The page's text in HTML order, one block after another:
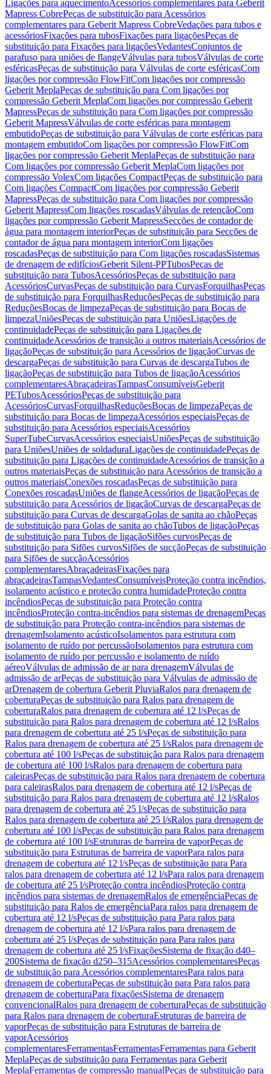
Ligações para aquecimentoAcessórios complementares para Geberit
Mapress CobrePeças de substituição para Acessórios
complementares para Geberit Mapress CobreVedações para tubos e
acessóriosFixações para tubosFixações para ligaçõesPeças de
substituição para Fixações para ligaçõesVedantesConjuntos de
parafuso para uniões de flangeVálvulas para tubosVálvulas de corte
esféricasPeças de substituição para Válvulas de corte esféricasCom
ligações por compressão FlowFitCom ligações por compressão
Geberit MeplaPeças de substituição para Com ligações por
compressão Geberit MeplaCom ligações por compressão Geberit
MapressPeças de substituição para Com ligações por compressão
Geberit MapressVálvulas de corte esféricas para montagem
embutidoPeças de substituição para Válvulas de corte esféricas para
montagem embutidoCom ligações por compressão FlowFitCom
ligações por compressão Geberit MeplaPeças de substituição para
Com ligações por compressão Geberit MeplaCom ligações por
compressão VolexCom ligações CompactPeças de substituição para
Com ligações CompactCom ligações por compressão Geberit
MapressPeças de substituição para Com ligações por compressão
Geberit MapressCom ligações roscadasVálvulas de retençãoCom
ligações por compressão Geberit MapressSecções de contador de
água para montagem interiorPeças de substituição para Secções de
contador de água para montagem interiorCom ligações
roscadasPeças de substituição para Com ligações roscadasSistemas
de drenagem de edifíciosGeberit Silent-PPTubosPeças de
substituição para TubosAcessóriosPeças de substituição para
AcessóriosCurvasPeças de substituição para CurvasForquilhasPeças
de substituição para ForquilhasReduçõesPeças de substituição para
ReduçõesBocas de limpezaPeças de substituição para Bocas de
limpezaUniõesPeças de substituição para UniõesLigações de
continuidadePeças de substituição para Ligações de
continuidadeAcessórios de transição a outros materiaisAcessórios de
ligaçãoPeças de substituição para Acessórios de ligaçãoCurvas de
descargaPeças de substituição para Curvas de descargaTubos de
ligaçãoPeças de substituição para Tubos de ligaçãoAcessórios
complementaresAbraçadeirasTampasConsumíveisGeberit
PETubosAcessóriosPeças de substituição para
AcessóriosCurvasForquilhasReduçõesBocas de limpezaPeças de
substituição para Bocas de limpezaAcessórios especiaisPeças de
substituição para Acessórios especiaisAcessórios
SuperTubeCurvasAcessórios especiaisUniõesPeças de substituição
para UniõesUniões de soldaduraLigações de continuidadePeças de
substituição para Ligações de continuidadeAcessórios de transição a
outros materiaisPeças de substituição para Acessórios de transição a
outros materiaisConexões roscadasPeças de substituição para
Conexões roscadasUniões de flangeAcessórios de ligaçãoPeças de
substituição para Acessórios de ligaçãoCurvas de descargaPeças de
substituição para Curvas de descargaGolas de sanita ao chãoPeças
de substituição para Golas de sanita ao chãoTubos de ligaçãoPeças
de substituição para Tubos de ligaçãoSifões curvosPeças de
substituição para Sifões curvosSifões de sucçãoPeças de substituição
para Sifões de sucçãoAcessórios
complementaresAbraçadeirasFixações para
abraçadeirasTampasVedantesConsumíveisProteção contra incêndios,
isolamento acústico e proteção contra humidadeProteção contra
incêndiosPeças de substituição para Proteção contra
incêndiosProteção contra-incêndios para sistemas de drenagemPeças
de substituição para Proteção contra-incêndios para sistemas de
drenagemIsolamento acústicoIsolamentos para estrutura com
isolamento de ruído por percussãoIsolamentos para estrutura com
isolamento de ruído por percussão e isolamento de ruído
aéreoVálvulas de admissão de ar para drenagemVálvulas de
admissão de arPeças de substituição para Válvulas de admissão de
arDrenagem de cobertura Geberit PluviaRalos para drenagem de
coberturaPeças de substituição para Ralos para drenagem de
coberturaRalos para drenagem de cobertura até 12 l/sPeças de
substituição para Ralos para drenagem de cobertura até 12 l/sRalos
para drenagem de cobertura até 25 l/sPeças de substituição para
Ralos para drenagem de cobertura até 25 l/sRalos para drenagem de
cobertura até 100 l/sPeças de substituição para Ralos para drenagem
de cobertura até 100 l/sRalos para drenagem de cobertura para
caleirasPeças de substituição para Ralos para drenagem de cobertura
para caleirasRalos para drenagem de cobertura até 12 l/sPeças de
substituição para Ralos para drenagem de cobertura até 12 l/sRalos
para drenagem de cobertura até 25 l/sPeças de substituição para
Ralos para drenagem de cobertura até 25 l/sRalos para drenagem de
cobertura até 100 l/sPeças de substituição para Ralos para drenagem
de cobertura até 100 l/sEstruturas de barreira de vaporPeças de
substituição para Estruturas de barreira de vaporPara ralos para
drenagem de cobertura até 12 l/sPeças de substituição para Para
ralos para drenagem de cobertura até 12 l/sPara ralos para drenagem
de cobertura até 25 l/sProteção contra incêndiosProteção contra
incêndios para sistemas de drenagemRalos de emergênciaPeças de
substituição para Ralos de emergênciaPara ralos para drenagem de
cobertura até 12 l/sPeças de substituição para Para ralos para
drenagem de cobertura até 12 l/sPara ralos para drenagem de
cobertura até 25 l/sPeças de substituição para Para ralos para
drenagem de cobertura até 25 l/sFixaçõesSistema de fixação d40–
200Sistema de fixação d250–315Acessórios complementaresPeças
de substituição para Acessórios complementaresPara ralos para
drenagem de coberturaPeças de substituição para Para ralos para
drenagem de coberturaPara fixaçõesSistema de drenagem
convencionalRalos para drenagem de coberturaPeças de substituição
para Ralos para drenagem de coberturaEstruturas de barreira de
vaporPeças de substituição para Estruturas de barreira de
vaporAcessórios
complementaresFerramentasFerramentasFerramentas para Geberit
MeplaPeças de substituição para Ferramentas para Geberit
MeplaFerramentas de compressão manualPeças de substituição para